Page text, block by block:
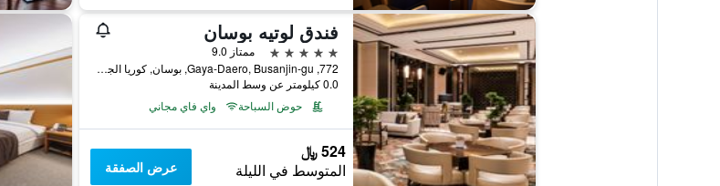
فندق لوتيه بوسان
5 نجوم
ممتاز 9.0
772, Gaya-Daero, Busanjin-gu, بوسان, كوريا الجنوبية
0.0 كيلومتر عن وسط المدينة
حوض السباحة
واي فاي مجاني
524 ﷼
المتوسط في الليلة عرض الصفقة